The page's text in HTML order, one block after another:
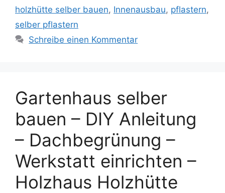
holzhütte selber bauen, Innenausbau, pflastern,
selber pflastern
Schreibe einen Kommentar
Gartenhaus selber
bauen – DIY Anleitung
– Dachbegrünung –
Werkstatt einrichten –
Holzhaus Holzhütte